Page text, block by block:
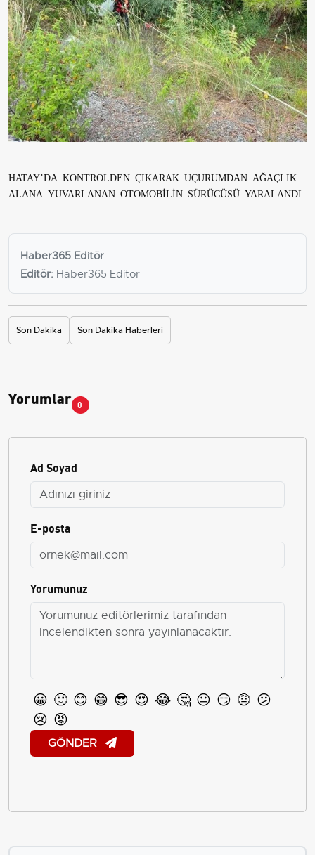
HATAY’DA KONTROLDEN ÇIKARAK UÇURUMDAN AĞAÇLIK
ALANA YUVARLANAN OTOMOBİLİN SÜRÜCÜSÜ YARALANDI.
Haber365 Editör
Editör: Haber365 Editör
Son Dakika Son Dakika Haberleri
Yorumlar 0
Ad Soyad
E-posta
Yorumunuz
😀 🙂 😊 😁 😎 😍 😂 🤔 😐 😏 🤨 😕
😢 😡
GÖNDER